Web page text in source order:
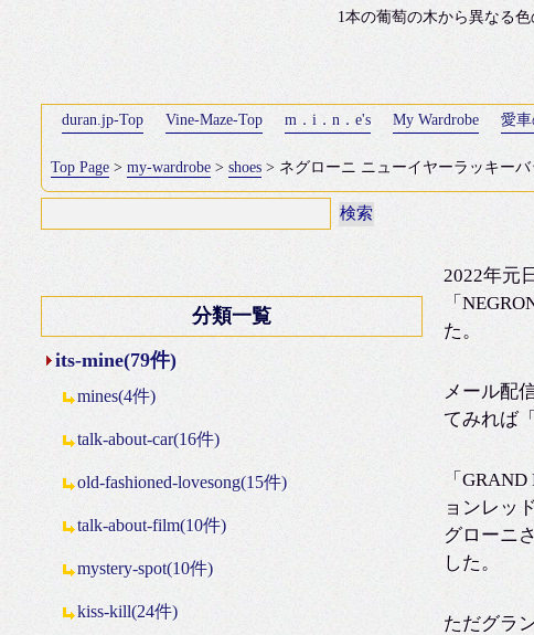
1本の葡萄の木から異なる
duran.jp-Top Vine-Maze-Top m．i．n．e's My Wardrobe 愛
Top Page > my-wardrobe > shoes > ネグローニ ニューイヤーラッキー
2022年元
「
た。
メール配
てみれば
「
ョンレッ
グローニ
した。
ただグラ
分類一覧
its-mine(79件)
mines(4件)
talk-about-car(16件)
old-fashioned-lovesong(15件)
talk-about-film(10件)
mystery-spot(10件)
kiss-kill(24件)